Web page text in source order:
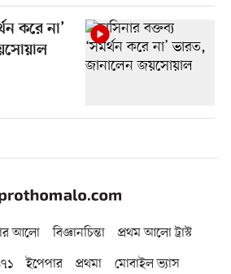
করে না’
আলো বিজ্ঞানচিন্তা
প্রথম আলো ট্রাস্ট
ইপেপার প্রথমা মোবাইল ভ্যাস